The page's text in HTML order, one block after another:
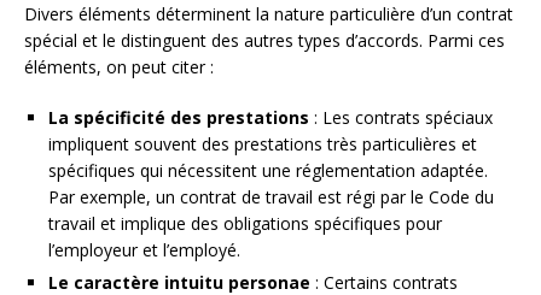
Divers éléments déterminent la nature particulière d’un contrat
spécial et le distinguent des autres types d’accords. Parmi ces
éléments, on peut citer :
La spécificité des prestations : Les contrats spéciaux
impliquent souvent des prestations très particulières et
spécifiques qui nécessitent une réglementation adaptée.
Par exemple, un contrat de travail est régi par le Code du
travail et implique des obligations spécifiques pour
l’employeur et l’employé.
Le caractère intuitu personae : Certains contrats